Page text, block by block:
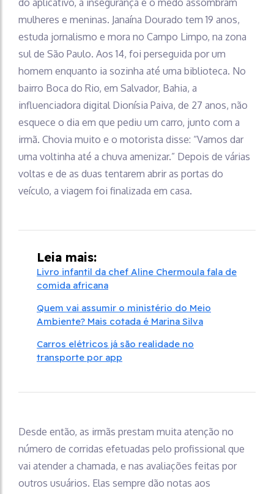
do aplicativo, a insegurança e o medo assombram
mulheres e meninas. Janaína Dourado tem 19 anos,
estuda jornalismo e mora no Campo Limpo, na zona
sul de São Paulo. Aos 14, foi perseguida por um
homem enquanto ia sozinha até uma biblioteca. No
bairro Boca do Rio, em Salvador, Bahia, a
influenciadora digital Dionísia Paiva, de 27 anos, não
esquece o dia em que pediu um carro, junto com a
irmã. Chovia muito e o motorista disse: “Vamos dar
uma voltinha até a chuva amenizar.” Depois de várias
voltas e de as duas tentarem abrir as portas do
veículo, a viagem foi finalizada em casa.
Leia mais:
Livro infantil da chef Aline Chermoula fala de
comida africana
Quem vai assumir o ministério do Meio
Ambiente? Mais cotada é Marina Silva
Carros elétricos já são realidade no
transporte por app
Desde então, as irmãs prestam muita atenção no
número de corridas efetuadas pelo profissional que
vai atender a chamada, e nas avaliações feitas por
outros usuários. Elas sempre dão notas aos